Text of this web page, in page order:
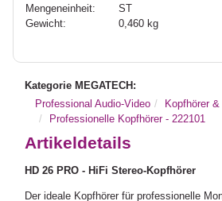
Mengeneinheit:
ST
Gewicht:
0,460 kg
Kategorie MEGATECH:
Professional Audio-Video
Kopfhörer
Professionelle Kopfhörer - 222101
Artikeldetails
HD 26 PRO - HiFi Stereo-Kopfhörer
Der ideale Kopfhörer für professionelle